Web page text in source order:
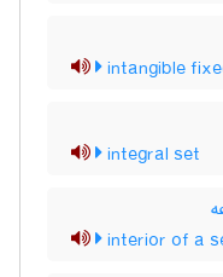
intangible
integral set
interior of a